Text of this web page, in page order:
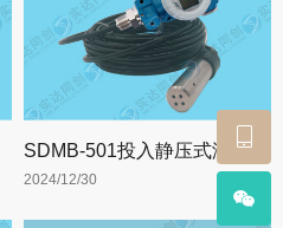
SDMB-501投入静压式液位变送器【501F标准型】
2024/12/30